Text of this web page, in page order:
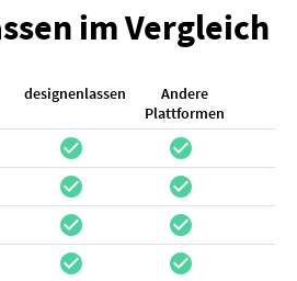
im Vergleich
designenlassen
Andere
Plattformen
check_circle check_circle
check_circle check_circle
check_circle check_circle
check_circle check_circle